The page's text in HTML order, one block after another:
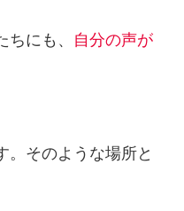
にも、 自分の声が
そのような場所と